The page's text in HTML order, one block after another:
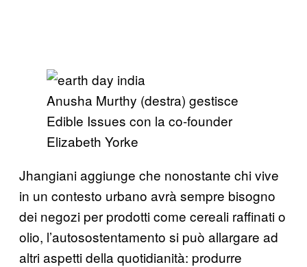
Anusha Murthy (destra) gestisce
Edible Issues con la co-founder
Elizabeth Yorke
Jhangiani aggiunge che nonostante chi vive
in un contesto urbano avrà sempre bisogno
dei negozi per prodotti come cereali raffinati o
olio, l’autosostentamento si può allargare ad
altri aspetti della quotidianità: produrre